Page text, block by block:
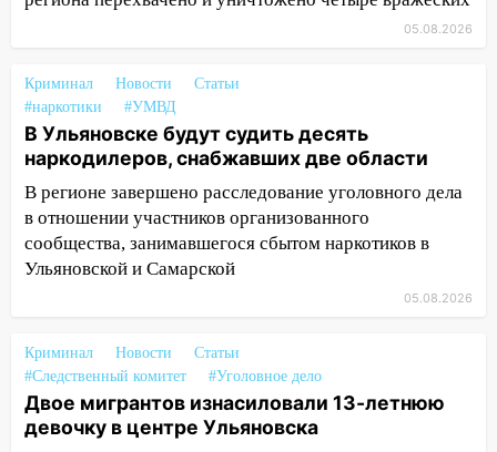
многоквартирный дом
16:30 Прогноз погоды в Ульяновской
области на 5 августа
16:20 В Сурском районе сёла оказались
не защищены от лесных пожаров
16:12 Пуля пробила окно квартиры на
усилить борьбу со свалками в
Инзенском районе
16:06 Патриарх Кирилл оценил работу
Симбирской епархии
05.08.2026
Криминал Новости
Статьи
#наркотики
#УМВД
В Ульяновске будут судить десять
наркодилеров, снабжавших две области
В регионе завершено расследование уголовного дела
в отношении участников организованного
сообщества, занимавшегося сбытом наркотиков в
Ульяновской и Самарской
05.08.2026
Криминал Новости
Статьи
#Следственный комитет
#Уголовное дело
Двое мигрантов изнасиловали 13-летнюю
девочку в центре Ульяновска